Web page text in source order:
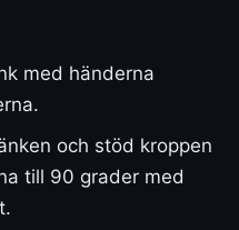
med händerna
och stöd kroppen
till 90 grader med